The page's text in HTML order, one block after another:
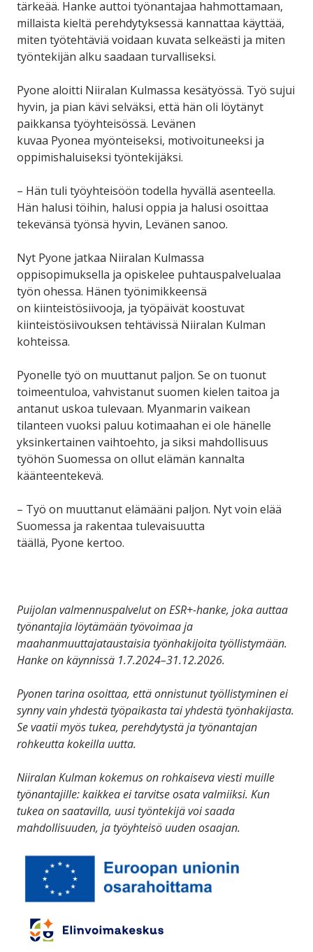
tärkeää. Hanke auttoi työnantajaa hahmottamaan,
millaista kieltä perehdytyksessä kannattaa käyttää,
miten työtehtäviä voidaan kuvata selkeästi ja miten
työntekijän alku saadaan turvalliseksi.
Pyone aloitti Niiralan Kulmassa kesätyössä. Työ sujui
hyvin, ja pian kävi selväksi, että hän oli löytänyt
paikkansa työyhteisössä. Levänen
kuvaa Pyonea myönteiseksi, motivoituneeksi ja
oppimishaluiseksi työntekijäksi.
– Hän tuli työyhteisöön todella hyvällä asenteella.
Hän halusi töihin, halusi oppia ja halusi osoittaa
tekevänsä työnsä hyvin, Levänen sanoo.
Nyt Pyone jatkaa Niiralan Kulmassa
oppisopimuksella ja opiskelee puhtauspalvelualaa
työn ohessa. Hänen työnimikkeensä
on kiinteistösiivooja, ja työpäivät koostuvat
kiinteistösiivouksen tehtävissä Niiralan Kulman
kohteissa.
Pyonelle työ on muuttanut paljon. Se on tuonut
toimeentuloa, vahvistanut suomen kielen taitoa ja
antanut uskoa tulevaan. Myanmarin vaikean
tilanteen vuoksi paluu kotimaahan ei ole hänelle
yksinkertainen vaihtoehto, ja siksi mahdollisuus
työhön Suomessa on ollut elämän kannalta
käänteentekevä.
– Työ on muuttanut elämääni paljon. Nyt voin elää
Suomessa ja rakentaa tulevaisuutta
täällä, Pyone kertoo.
Puijolan valmennuspalvelut on ESR+-hanke, joka auttaa
työnantajia löytämään työvoimaa ja
maahanmuuttajataustaisia työnhakijoita työllistymään.
Hanke on käynnissä 1.7.2024–31.12.2026.
Pyonen tarina osoittaa, että onnistunut työllistyminen ei
synny vain yhdestä työpaikasta tai yhdestä työnhakijasta.
Se vaatii myös tukea, perehdytystä ja työnantajan
rohkeutta kokeilla uutta.
Niiralan Kulman kokemus on rohkaiseva viesti muille
työnantajille: kaikkea ei tarvitse osata valmiiksi. Kun
tukea on saatavilla, uusi työntekijä voi saada
mahdollisuuden, ja työyhteisö uuden osaajan.